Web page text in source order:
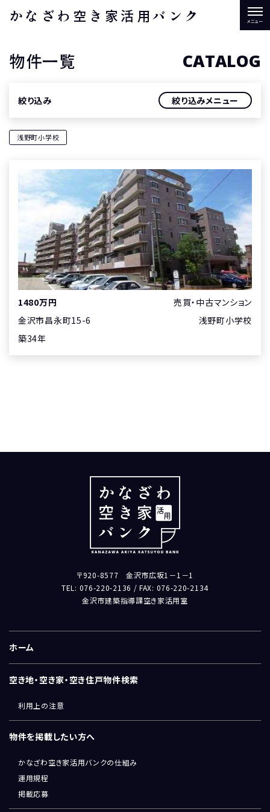
かなざわ空き家活用バンク
物件一覧 CATALOG
絞り込み 絞り込みメニュー
浅野町小学校
1480万円
売買・中古マンション
金沢市昌永町15-6
浅野町小学校
築34年
〒920-8577 金沢市広坂1－1－1
TEL: 076-220-2136 / FAX: 076-220-2134
金沢市建築指導課空き家活用室
ホーム
空き地・空き家・空き住戸物件検索
利用上の注意
物件を掲載したい方へ
かなざわ空き家活用バンクの仕組み
運用規程
掲載応募